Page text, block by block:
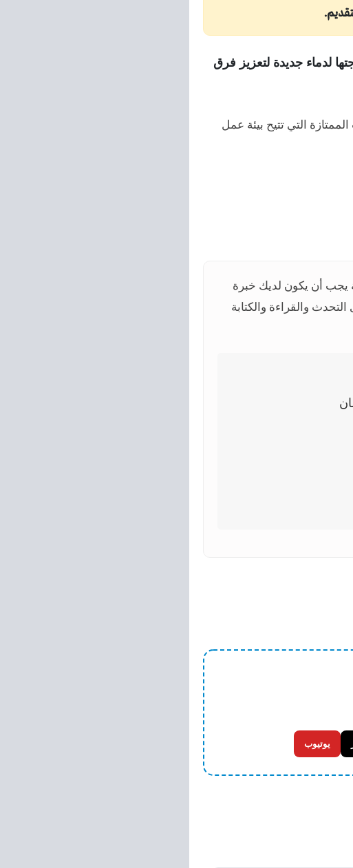
لدماء جديدة لتعزيز فرق
التي تتيح بيئة عمل
يجب أن يكون لديك خبرة
والقراءة والكتابة
يوتيوب